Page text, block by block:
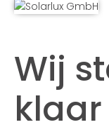
Wij
klaar